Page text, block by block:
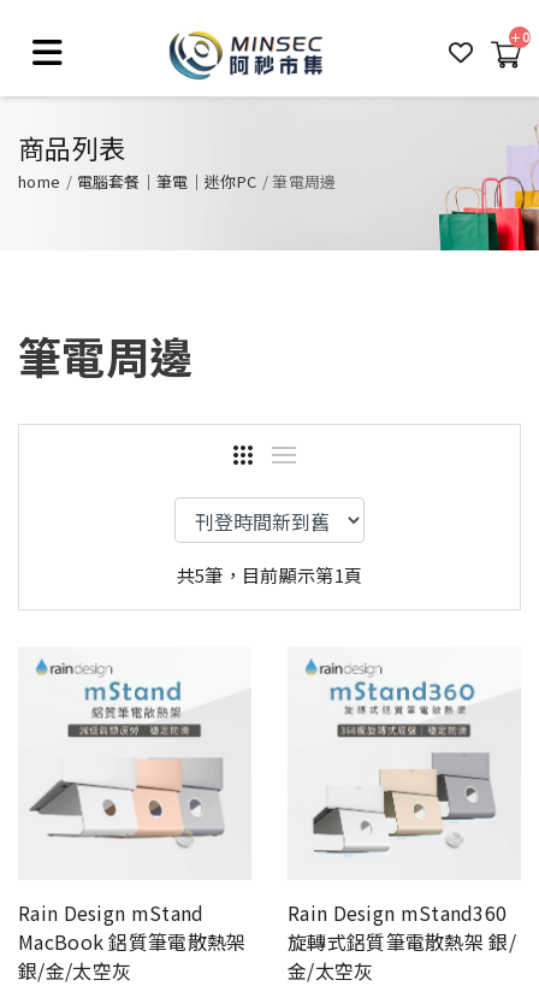
0
商品列表
home 電腦套餐｜筆電｜迷你PC 筆電周邊
筆電周邊
共5筆，目前顯示第1頁
Rain Design mStand
MacBook 鋁質筆電散熱架
銀/金/太空灰
Rain Design mStand360
旋轉式鋁質筆電散熱架 銀/
金/太空灰